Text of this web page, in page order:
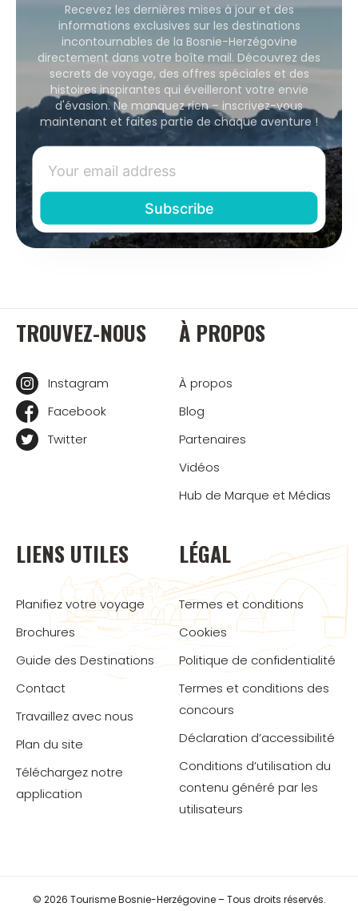
Recevez les dernières mises à jour et des
informations exclusives sur les destinations
incontournables de la Bosnie-Herzégovine
directement dans votre boîte mail. Découvrez des
secrets de voyage, des offres spéciales et des
histoires inspirantes qui éveilleront votre envie
d'évasion. Ne manquez rien – inscrivez-vous
maintenant et faites partie de chaque aventure !
TROUVEZ-NOUS
Instagram
Facebook
Twitter
À PROPOS
À propos
Blog
Partenaires
Vidéos
Hub de Marque et Médias
LIENS UTILES
Planifiez votre voyage
Brochures
Guide des Destinations
Contact
Travaillez avec nous
Plan du site
Téléchargez notre
application
LÉGAL
Termes et conditions
Cookies
Politique de confidentialité
Termes et conditions des
concours
Déclaration d’accessibilité
Conditions d’utilisation du
contenu généré par les
utilisateurs
© 2026 Tourisme Bosnie-Herzégovine – Tous droits réservés.